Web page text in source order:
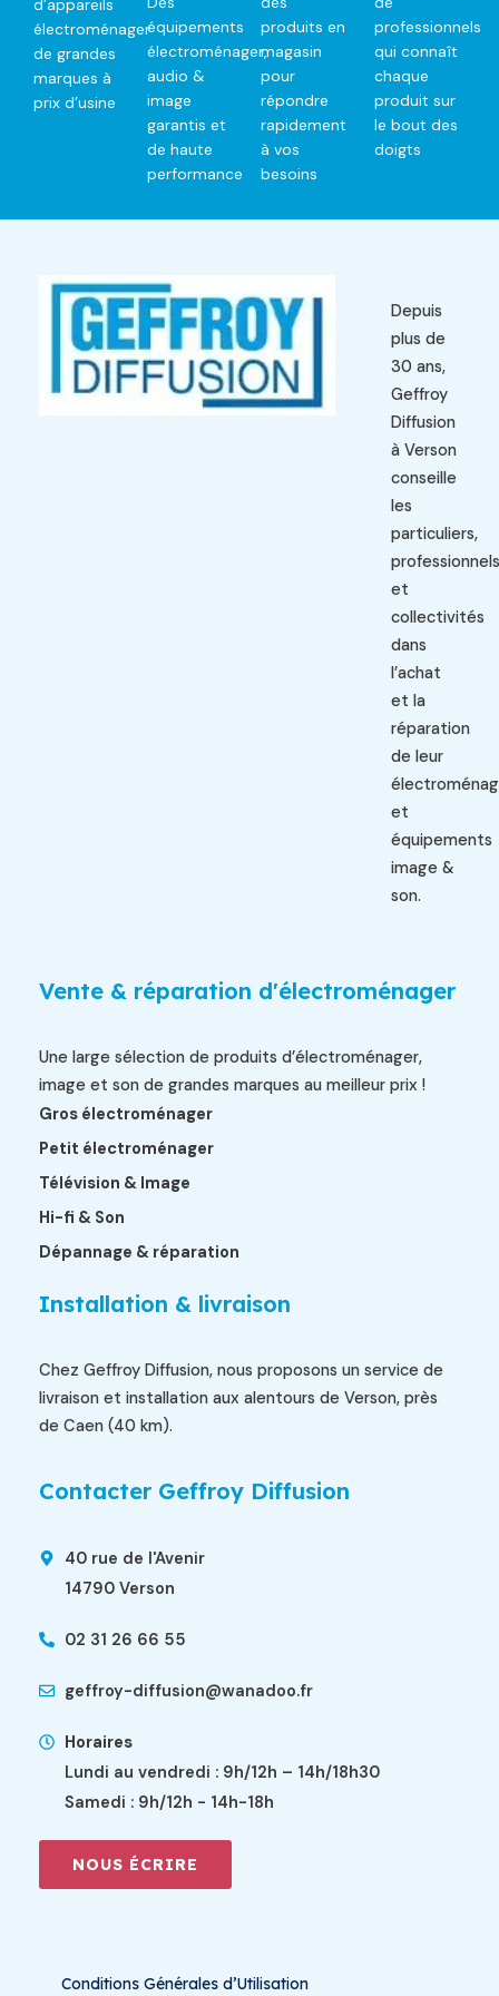
d’appareils
électroménager
de grandes
marques à
prix d’usine
équipements
électroménager,
audio &
image
garantis et
de haute
performance
produits en
magasin
pour
répondre
rapidement
à vos
besoins
professionnels
qui connaît
chaque
produit sur
le bout des
doigts
Depuis
plus de
30 ans,
Geffroy
Diffusion
à Verson
conseille
les
particuliers,
professionnels
et
collectivités
dans
l’achat
et la
réparation
de leur
et
équipements
image &
son.
Vente & réparation d'électroménager
Une large sélection de produits d’électroménager,
image et son de grandes marques au meilleur prix !
Gros électroménager
Petit électroménager
Télévision & Image
Hi-fi & Son
Dépannage & réparation
Installation & livraison
Chez Geffroy Diffusion, nous proposons un service de
livraison et installation aux alentours de Verson, près
de Caen (40 km).
Contacter Geffroy Diffusion
40 rue de l'Avenir
14790 Verson
02 31 26 66 55
geffroy-diffusion@wanadoo.fr
Horaires
Lundi au vendredi : 9h/12h – 14h/18h30
Samedi : 9h/12h - 14h-18h
NOUS ÉCRIRE
Conditions Générales d’Utilisation